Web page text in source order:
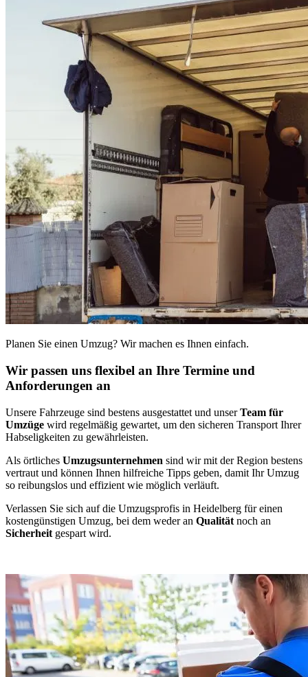
Planen Sie einen Umzug? Wir machen es Ihnen einfach.
Wir passen uns flexibel an Ihre Termine und
Anforderungen an
Unsere Fahrzeuge sind bestens ausgestattet und unserTeam für
Umzüge wird regelmäßig gewartet, um den sicheren Transport Ihrer
Habseligkeiten zu gewährleisten.
Als örtliches Umzugsunternehmen sind wir mit der Region bestens
vertraut und können Ihnen hilfreiche Tipps geben, damit Ihr Umzug
so reibungslos und effizient wie möglich verläuft.
Verlassen Sie sich auf die Umzugsprofis in Heidelberg für einen
kostengünstigen Umzug, bei dem weder an Qualität noch an
Sicherheit gespart wird.